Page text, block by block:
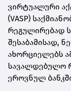
ვირტუალური
(VASP)
რეგულირებად
შესაბამისად,
ახორციელებს
სავალდებულო
ეროვნულ